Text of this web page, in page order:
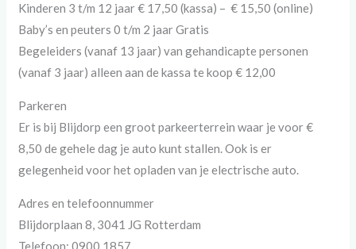
Kinderen 3 t/m 12 jaar € 17,50 (kassa) – € 15,50 (online)
Baby’s en peuters 0 t/m 2 jaar Gratis
Begeleiders (vanaf 13 jaar) van gehandicapte personen
(vanaf 3 jaar) alleen aan de kassa te koop € 12,00
Parkeren
Er is bij Blijdorp een groot parkeerterrein waar je voor €
8,50 de gehele dag je auto kunt stallen. Ook is er
gelegenheid voor het opladen van je electrische auto.
Adres en telefoonnummer
Blijdorplaan 8, 3041 JG Rotterdam
Telefoon: 0900 1857